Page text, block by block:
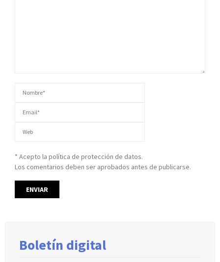
* Acepto la política de protección de datos.
Los comentarios deben ser aprobados antes de publicarse.
Boletín digital